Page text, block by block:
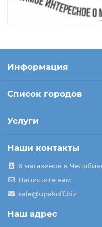
Информация
Список городов
Услуги
Наши контакты
6 магазинов в
Напишите нам
sale@upakoff.biz
Наш адрес